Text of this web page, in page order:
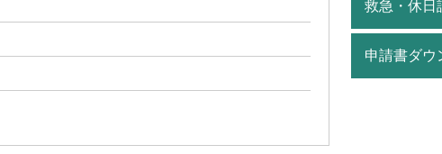
救急・休日
申請書ダウ